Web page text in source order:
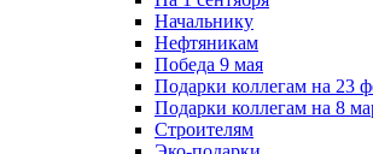
Начальнику
Нефтяникам
Победа 9 мая
Подарки коллегам на 23
Подарки коллегам на 8
Строителям